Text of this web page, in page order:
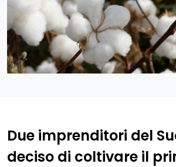
Due imprenditori del
deciso di coltivare il